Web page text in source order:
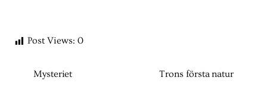
Post Views: 0
Mysteriet Trons första natur